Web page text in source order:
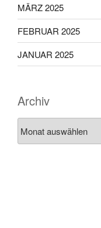
MÄRZ 2025
FEBRUAR 2025
JANUAR 2025
Archiv